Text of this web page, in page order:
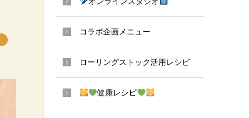
コラボ企画メニュー
ローリングストック活用レシピ
健康レシピ